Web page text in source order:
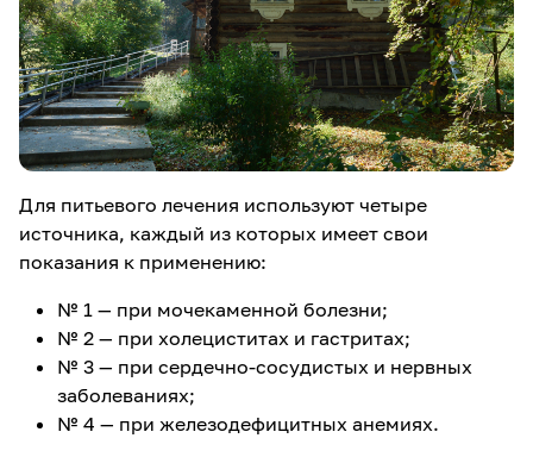
Для питьевого лечения используют четыре
источника, каждый из которых имеет свои
показания к применению:
№ 1 — при мочекаменной болезни;
№ 2 — при холециститах и гастритах;
№ 3 — при сердечно-сосудистых и нервных
заболеваниях;
№ 4 — при железодефицитных анемиях.